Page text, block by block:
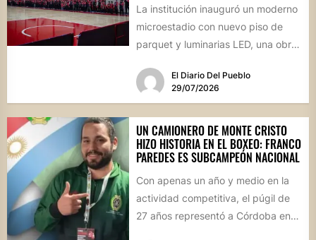
La institución inauguró un moderno
microestadio con nuevo piso de
parquet y luminarias LED, una obra
El Diario Del Pueblo
29/07/2026
UN CAMIONERO DE MONTE CRISTO
HIZO HISTORIA EN EL BOXEO: FRANCO
PAREDES ES SUBCAMPEÓN NACIONAL
Con apenas un año y medio en la
actividad competitiva, el púgil de
27 años representó a Córdoba en